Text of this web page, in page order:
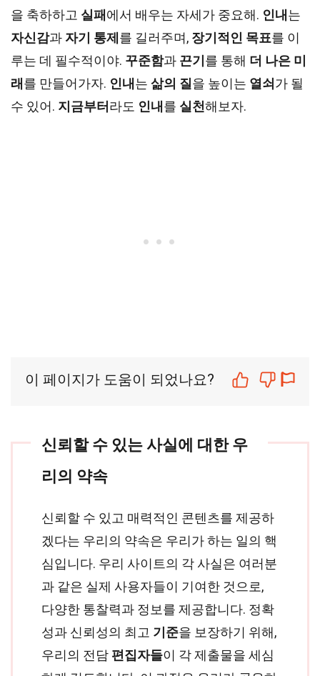
을 축하하고 실패 에서 배우는 자세가 중요해. 인내 는
자신감과 자기 통제 를 길러주며, 장기적인 목표를 이
루는 데 필수적이야. 꾸준함과 끈기 를 통해 더 나은 미
래 를 만들어가자. 인내 는 삶의 질 을 높이는 열쇠 가 될
수 있어. 지금부터 라도 인내 를 실천해보자.
이 페이지가 도움이 되었나요?
신뢰할 수 있는 사실에 대한 우
리의 약속
신뢰할 수 있고 매력적인 콘텐츠를 제공하
겠다는 우리의 약속은 우리가 하는 일의 핵
심입니다. 우리 사이트의 각 사실은 여러분
과 같은 실제 사용자들이 기여한 것으로,
다양한 통찰력과 정보를 제공합니다. 정확
성과 신뢰성의 최고 기준을 보장하기 위해,
우리의 전담 편집자들이 각 제출물을 세심